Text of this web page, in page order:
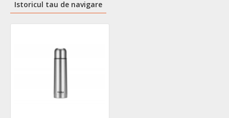
Istoricul tau de navigare